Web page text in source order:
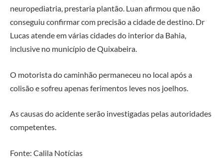
neuropediatria, prestaria plantão. Luan afirmou que não
conseguiu confirmar com precisão a cidade de destino. Dr
Lucas atende em várias cidades do interior da Bahia,
inclusive no município de Quixabeira.
O motorista do caminhão permaneceu no local após a
colisão e sofreu apenas ferimentos leves nos joelhos.
As causas do acidente serão investigadas pelas autoridades
competentes.
Fonte: Calila Notícias